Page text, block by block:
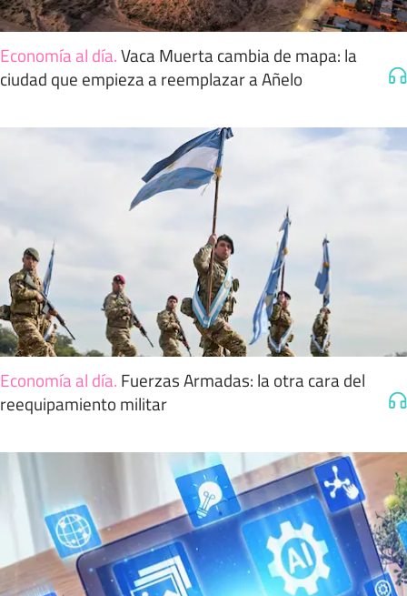
Economía al día.Vaca Muerta cambia de mapa: la
ciudad que empieza a reemplazar a Añelo
Economía al día. Fuerzas Armadas: la otra cara del
reequipamiento militar